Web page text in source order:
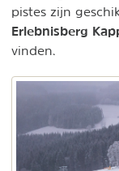
pistes zijn
Erlebnisberg
vinden.